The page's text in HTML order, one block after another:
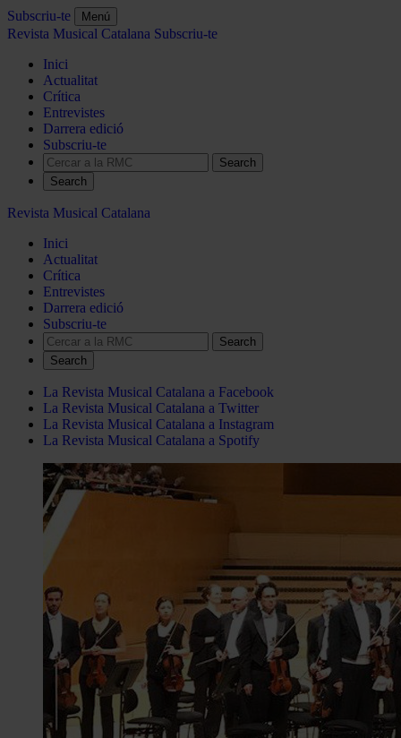
Subscriu-te Menú
Revista Musical Catalana Subscriu-te
Inici
Actualitat
Crítica
Entrevistes
Darrera edició
Subscriu-te
Search
Revista Musical Catalana
Inici
Actualitat
Crítica
Entrevistes
Darrera edició
Subscriu-te
Search
La Revista Musical Catalana a Facebook
La Revista Musical Catalana a Twitter
La Revista Musical Catalana a Instagram
La Revista Musical Catalana a Spotify